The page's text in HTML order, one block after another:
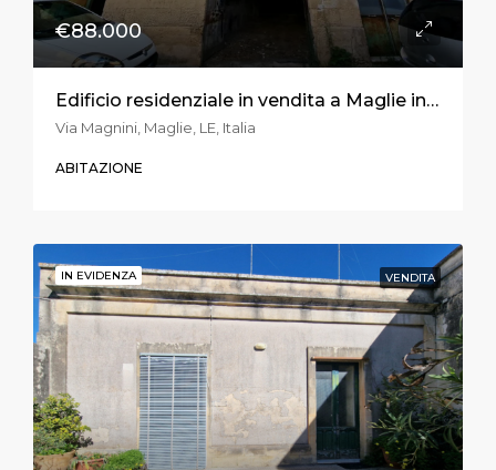
€88.000
Edificio residenziale in vendita a Maglie in via Magnini
Via Magnini, Maglie, LE, Italia
ABITAZIONE
IN EVIDENZA VENDITA